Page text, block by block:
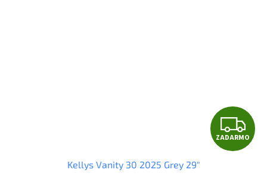
Z
A
ZADARMO
Kellys Vanity 30 2025 Grey 29"